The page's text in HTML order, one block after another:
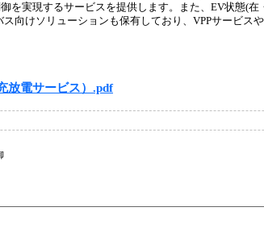
を実現するサービスを提供します。また、EV状態(在
向けソリューションも保有しており、VPPサービス
放電サービス）.pdf